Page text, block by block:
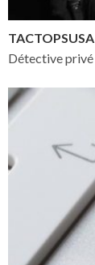
TACTOPSUSA
Détective